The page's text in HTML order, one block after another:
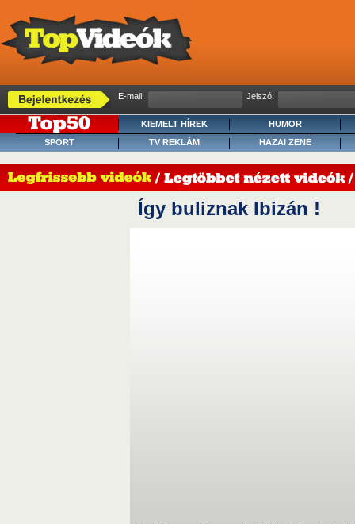
E-mail: Jelszó:
KIEMELT HÍREK
HUMOR
SPORT
TV REKLÁM HAZAI ZENE
Így buliznak Ibizán !